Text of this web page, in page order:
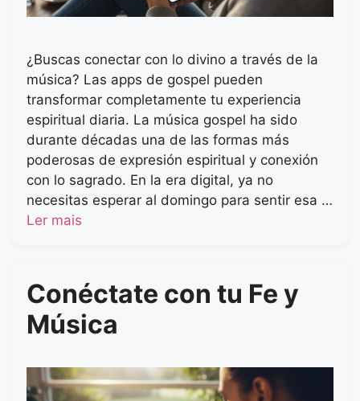
¿Buscas conectar con lo divino a través de la
música? Las apps de gospel pueden
transformar completamente tu experiencia
espiritual diaria. La música gospel ha sido
durante décadas una de las formas más
poderosas de expresión espiritual y conexión
con lo sagrado. En la era digital, ya no
necesitas esperar al domingo para sentir esa …
Ler mais
Conéctate con tu Fe y
Música